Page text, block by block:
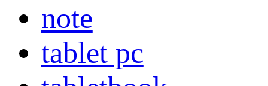
note
tablet pc